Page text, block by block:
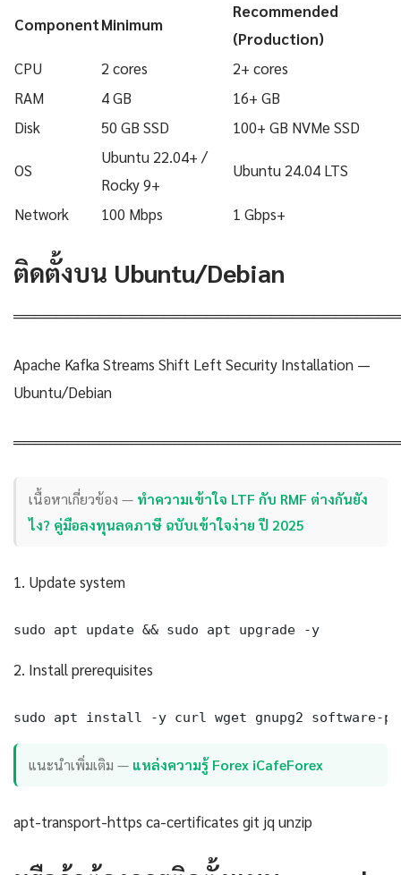
ComponentMinimum
Recommended
(Production)
CPU
2 cores
2+ cores
RAM
4 GB
16+ GB
Disk
50 GB SSD 100+ GB NVMe SSD
OS
Ubuntu 22.04+ /
Rocky 9+
Ubuntu 24.04 LTS
Network 100 Mbps 1 Gbps+
ติดตั้งบน Ubuntu/Debian
Apache Kafka Streams Shift Left Security Installation —
Ubuntu/Debian
เนื้อหาเกี่ยวข้อง — ทำความเข้าใจ LTF กับ RMF ต่างกันยัง
ไง? คู่มือลงทุนลดภาษี ฉบับเข้าใจง่าย ปี 2025
1. Update system
sudo apt update && sudo apt upgrade -y
2. Install prerequisites
sudo apt install -y curl wget gnupg2 software-
แนะนำเพิ่มเติม — แหล่งความรู้ Forex iCafeForex
apt-transport-https ca-certificates git jq unzip